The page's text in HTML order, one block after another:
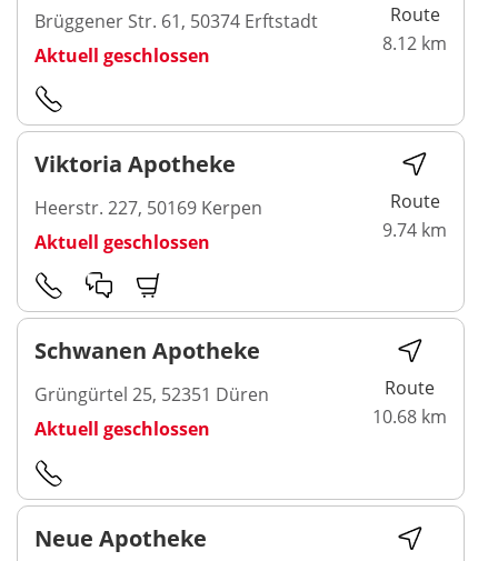
Brüggener Str. 61, 50374 Erftstadt
Aktuell geschlossen
Route
8.12 km
Viktoria Apotheke
Heerstr. 227, 50169 Kerpen
Aktuell geschlossen
Route
9.74 km
Schwanen Apotheke
Grüngürtel 25, 52351 Düren
Aktuell geschlossen
Route
10.68 km
Neue Apotheke